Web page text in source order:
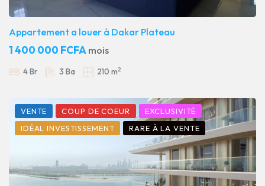
Appartement a louer à Dakar Plateau
1 400 000 FCFA mois
4 Br 3 Ba 210 m2
VENTE COUP DE COEUR
EXCLUSIVITÉ
IDÉAL INVESTISSEMENT
RARE À LA VENTE